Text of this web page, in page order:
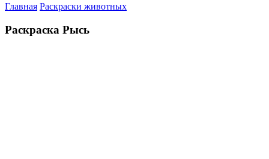
Главная Раскраски животных
Раскраска Рысь